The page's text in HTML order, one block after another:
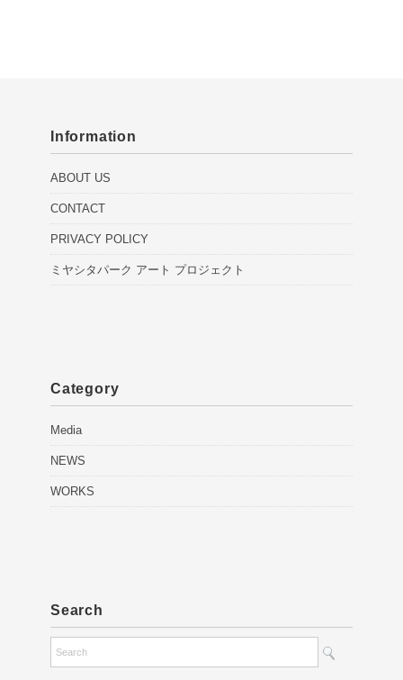
Information
ABOUT US
CONTACT
PRIVACY POLICY
ミヤシタパーク アート プロジェクト
Category
Media
NEWS
WORKS
Search